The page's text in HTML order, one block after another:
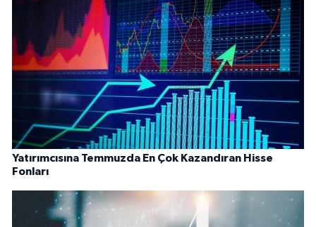
Yatırımcısına Temmuzda En Çok Kazandıran Hisse
Fonları